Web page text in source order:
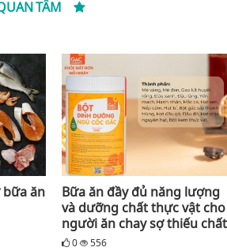
TÂM
bữa ăn
Bữa ăn đầy đủ năng lượng
và dưỡng chất thực vật cho
người ăn chay sợ thiếu chất
0 556